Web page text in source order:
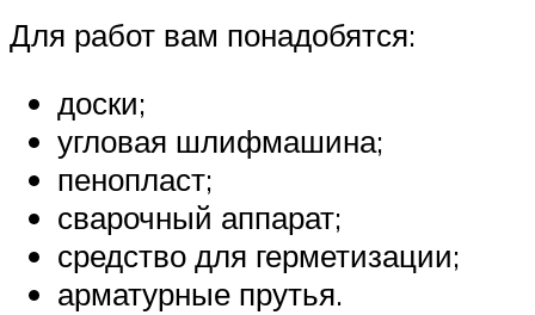
Для работ вам понадобятся:
доски;
угловая шлифмашина;
пенопласт;
сварочный аппарат;
средство для герметизации;
арматурные прутья.